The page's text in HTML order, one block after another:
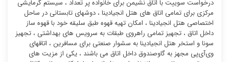
درخواست سوییت با اتاق نشیمن برای خانواده پر تعداد ، سیستم گرمایشی
مرکزی برای تمامی اتاق های هتل انجیادینا ، دوشهای تابستانی در ساحل
اختصاصی هتل انجیادینا ، امکان تهیه قهوه طبق سلیقه خود با قهوه ساز
داخل اتاق ، تجهیز تمامی راهروی طبقات به سرویس های بهداشتی ، تجهیز
سونا و استخر هتل انجیادینا به سشوار صنعتی برای مسافرین ، اتاقهای
وی‌آی‌پی مجهز به گاوصندوق داخل اتاق می باشند ، یکی از مزیت های